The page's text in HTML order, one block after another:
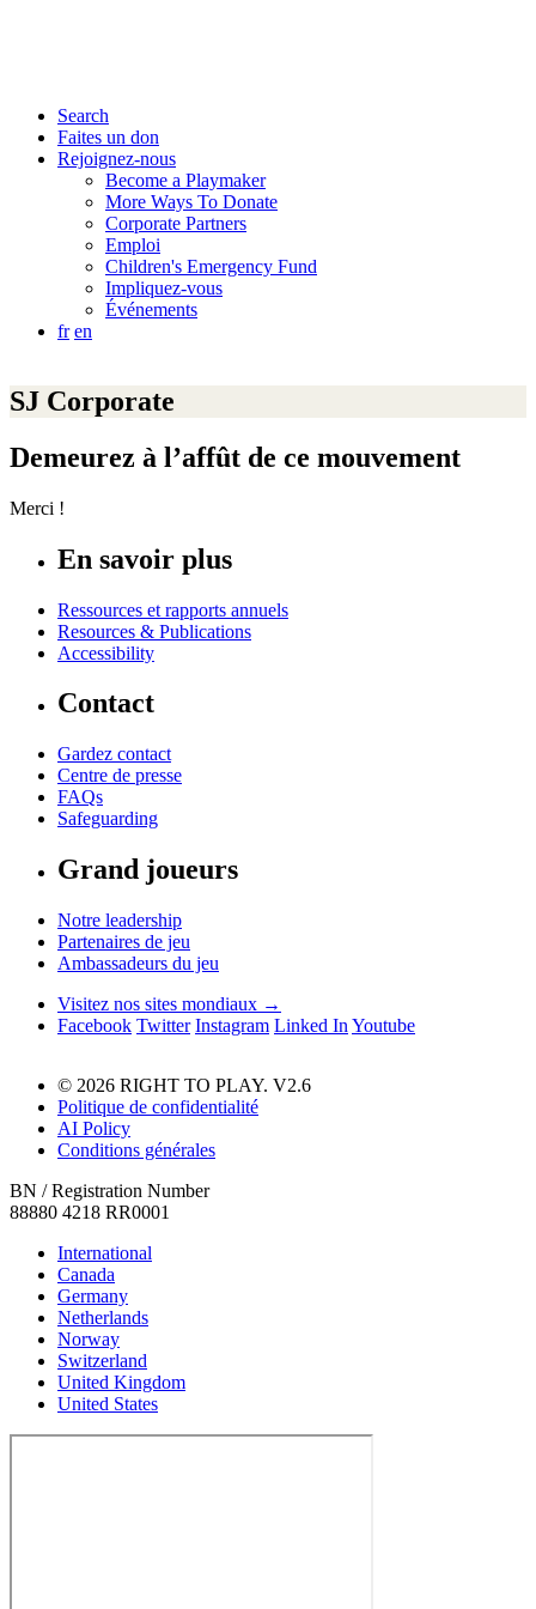
Search
Faites un don
Rejoignez-nous
Become a Playmaker
More Ways To Donate
Corporate Partners
Emploi
Children's Emergency Fund
Impliquez-vous
Événements
fr en
SJ Corporate
Demeurez à l’affût de ce mouvement
Merci !
En savoir plus
Ressources et rapports annuels
Resources & Publications
Accessibility
Contact
Gardez contact
Centre de presse
FAQs
Safeguarding
Grand joueurs
Notre leadership
Partenaires de jeu
Ambassadeurs du jeu
Visitez nos sites mondiaux →
Facebook Twitter Instagram Linked In Youtube
© 2026 RIGHT TO PLAY. V2.6
Politique de confidentialité
AI Policy
Conditions générales
BN / Registration Number
88880 4218 RR0001
International
Canada
Germany
Netherlands
Norway
Switzerland
United Kingdom
United States